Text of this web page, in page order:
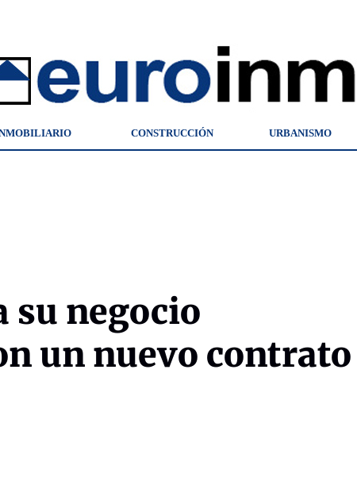
CONSTRUCCIÓN URBANISMO
su negocio
un nuevo contrato